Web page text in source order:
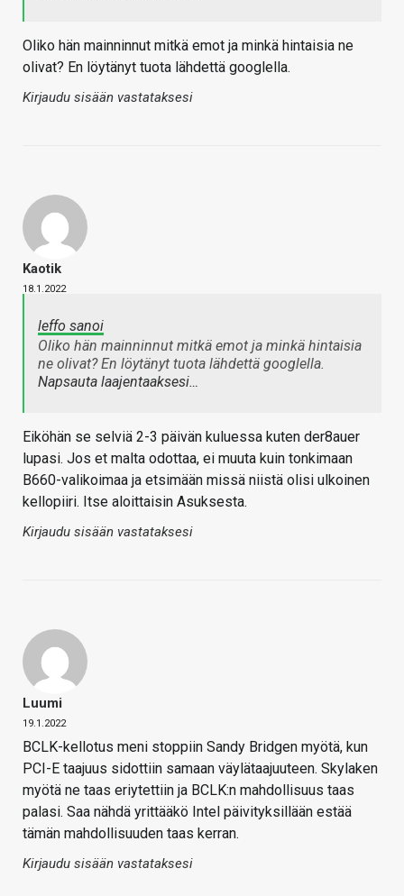
Oliko hän mainninnut mitkä emot ja minkä hintaisia ne
olivat? En löytänyt tuota lähdettä googlella.
Kirjaudu sisään vastataksesi
Kaotik
18.1.2022
leffo sanoi
Oliko hän mainninnut mitkä emot ja minkä hintaisia
ne olivat? En löytänyt tuota lähdettä googlella.
Napsauta laajentaaksesi…
Eiköhän se selviä 2-3 päivän kuluessa kuten der8auer
lupasi. Jos et malta odottaa, ei muuta kuin tonkimaan
B660-valikoimaa ja etsimään missä niistä olisi ulkoinen
kellopiiri. Itse aloittaisin Asuksesta.
Kirjaudu sisään vastataksesi
Luumi
19.1.2022
BCLK-kellotus meni stoppiin Sandy Bridgen myötä, kun
PCI-E taajuus sidottiin samaan väylätaajuuteen. Skylaken
myötä ne taas eriytettiin ja BCLK:n mahdollisuus taas
palasi. Saa nähdä yrittääkö Intel päivityksillään estää
tämän mahdollisuuden taas kerran.
Kirjaudu sisään vastataksesi